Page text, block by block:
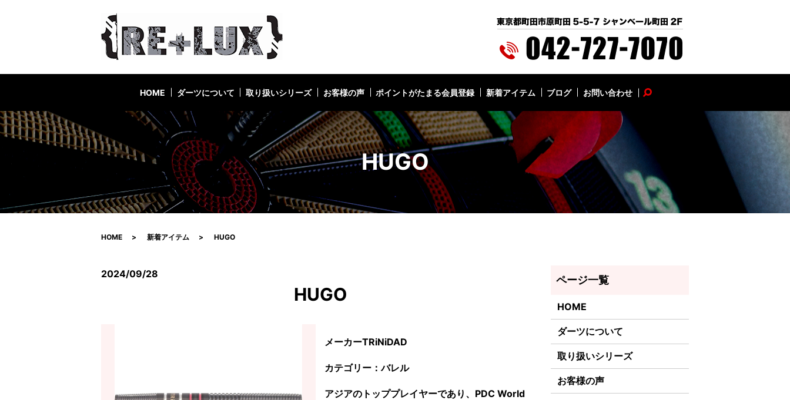
HOME ダーツについて 取り扱いシリーズ お客様の声 ポイントがたまる会員登録 新着アイテム ブログ お問い合わせ search
HUGO
HOME 新着アイテム HUGO
2024/09/28
HUGO
メーカーTRiNiDAD
カテゴリー：バレル
アジアのトッププレイヤーであり、PDC World
HOME
ダーツについて
取り扱いシリーズ
お客様の声